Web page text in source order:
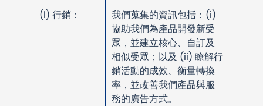
(l) 行銷 ：
我們蒐集的資訊包括：(i)
協助我們為產品開發新受
眾，並建立核心、自訂及
相似受眾；以及 (ii) 瞭解行
銷活動的成效、衡量轉換
率，並改善我們產品與服
務的廣告方式。